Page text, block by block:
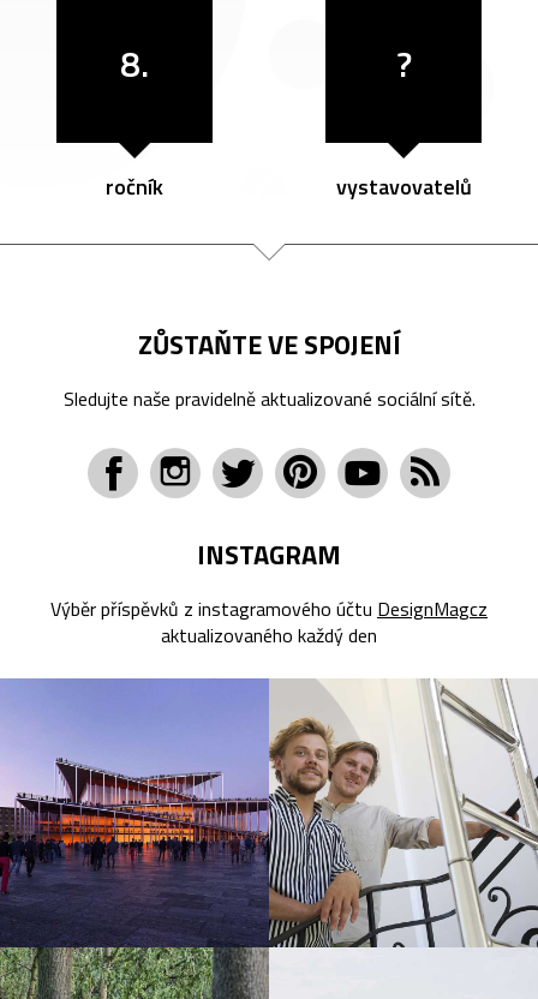
8.
ročník
?
vystavovatelů
ZŮSTAŇTE VE SPOJENÍ
Sledujte naše pravidelně aktualizované sociální sítě.
INSTAGRAM
Výběr příspěvků z instagramového účtu DesignMagcz
aktualizovaného každý den